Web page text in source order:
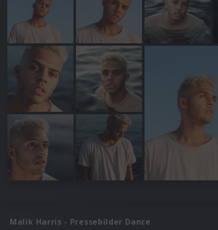
Malik Harris - Pressebilder Dance